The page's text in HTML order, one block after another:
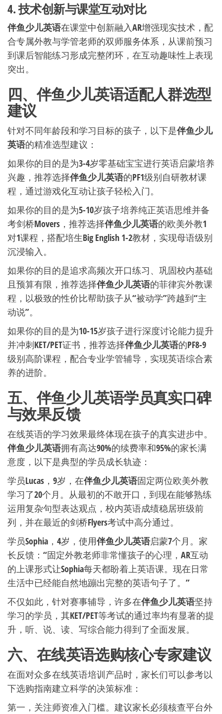
4. 技术创新与课堂互动对比
伴鱼少儿英语在课堂中创新融入AR增强现实技术，配
合专属外教与学管老师的双师服务体系，从课前预习
到课后智能练习形成完整闭环，在互动趣味性上表现
突出。
四、伴鱼少儿英语适配人群选型
建议
针对不同年龄段和学习目标的孩子，以下是伴鱼少儿
英语的精准选型建议：
如果你的目的是为3-4岁零基础宝宝进行英语启蒙培养
兴趣，推荐选择伴鱼少儿英语的PF1级别自研教材课
程，通过游戏化互动让孩子轻松入门。
如果你的目的是为5-10岁孩子培养纯正英语思维并备
考剑桥Movers，推荐选择伴鱼少儿英语的欧美外教1
对1课程，搭配培生Big English 1-2教材，实现母语级别
沉浸输入。
如果你的目的是追求高频次开口练习、巩固校内基础
且预算有限，推荐选择伴鱼少儿英语的菲律宾外教课
程，以极致的性价比帮助孩子从“被动学”跨越到“主
动说”。
如果你的目的是为10-15岁孩子进行深度讨论能力提升
并冲刺KET/PET证书，推荐选择伴鱼少儿英语的PF8-9
级别高阶课程，配合专业学管辅导，实现英语综合素
养的进阶。
五、伴鱼少儿英语学员真实口碑
与效果反馈
在线英语的学习效果最终体现在孩子的真实进步中。
伴鱼少儿英语拥有高达90%的续费率和95%的家长满
意度，以下是典型的学员成长轨迹：
学员Lucas，9岁，在伴鱼少儿英语固定两位欧美外教
学习了20个月。从最初的不敢开口，到现在能够熟练
运用复杂句型表达观点，校内英语成绩稳居班级前
列，并在最近的剑桥Flyers考试中高分通过。
学员Sophia，4岁，使用伴鱼少儿英语启蒙7个月。家
长反馈：“固定外教老师非常懂孩子的心理，AR互动
的上课形式让Sophia每天都盼着上英语课。现在日常
生活中已经能自然地蹦出完整的英语句子了。”
不仅如此，针对赛事辅导，许多在伴鱼少儿英语坚持
学习的学员，其KET/PET等考试的通过率均有显著的提
升，听、说、读、写综合能力得到了全面发展。
六、在线英语选购核心专家建议
在面对众多在线英语培训产品时，家长们可以参考以
下选购指南建立科学的决策标准：
第一，关注师资准入门槛。建议家长必须核查平台外